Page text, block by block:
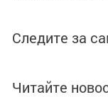
Следите за
Читайте